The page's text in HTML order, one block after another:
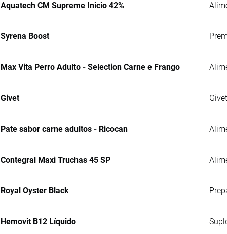
Aquatech CM Supreme Inicio 42%
Syrena Boost
Max Vita Perro Adulto - Selection Carne e Frango
Givet
Pate sabor carne adultos - Ricocan
Contegral Maxi Truchas 45 SP
Royal Oyster Black
Hemovit B12 Líquido